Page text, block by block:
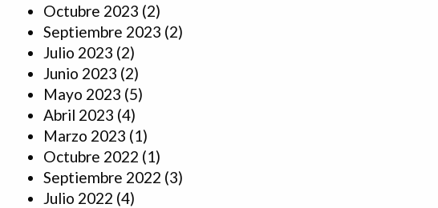
Octubre 2023 (2)
Septiembre 2023 (2)
Julio 2023 (2)
Junio 2023 (2)
Mayo 2023 (5)
Abril 2023 (4)
Marzo 2023 (1)
Octubre 2022 (1)
Septiembre 2022 (3)
Julio 2022 (4)